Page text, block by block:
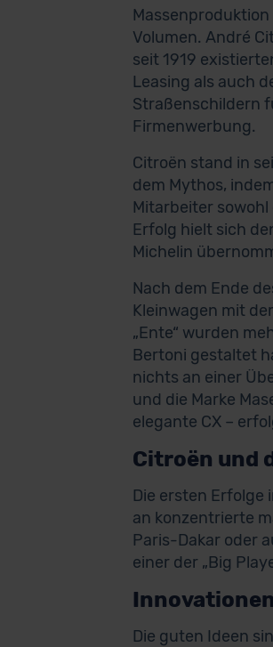
Volumen. André
seit 1919
Leasing als auch
Straßenschildern
Firmenwerbung.
Citroën stand in
dem Mythos,
Mitarbeiter
Erfolg hielt sich
Michelin
Nach dem Ende
Kleinwagen mit
„Ente“ wurden
Bertoni gestaltet
nichts an einer
und die Marke
elegante CX –
Citroën und
Die ersten Erfolge
an konzentrierte
Paris-Dakar oder
einer der „Big
Die guten Ideen